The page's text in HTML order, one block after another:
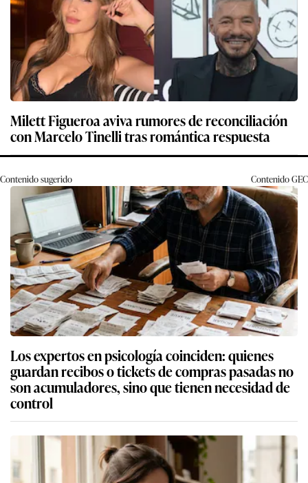
Milett Figueroa aviva rumores de reconciliación
con Marcelo Tinelli tras romántica respuesta
Contenido sugerido ContenidoGEC
Los expertos en psicología coinciden: quienes
guardan recibos o tickets de compras pasadas no
son acumuladores, sino que tienen necesidad de
control